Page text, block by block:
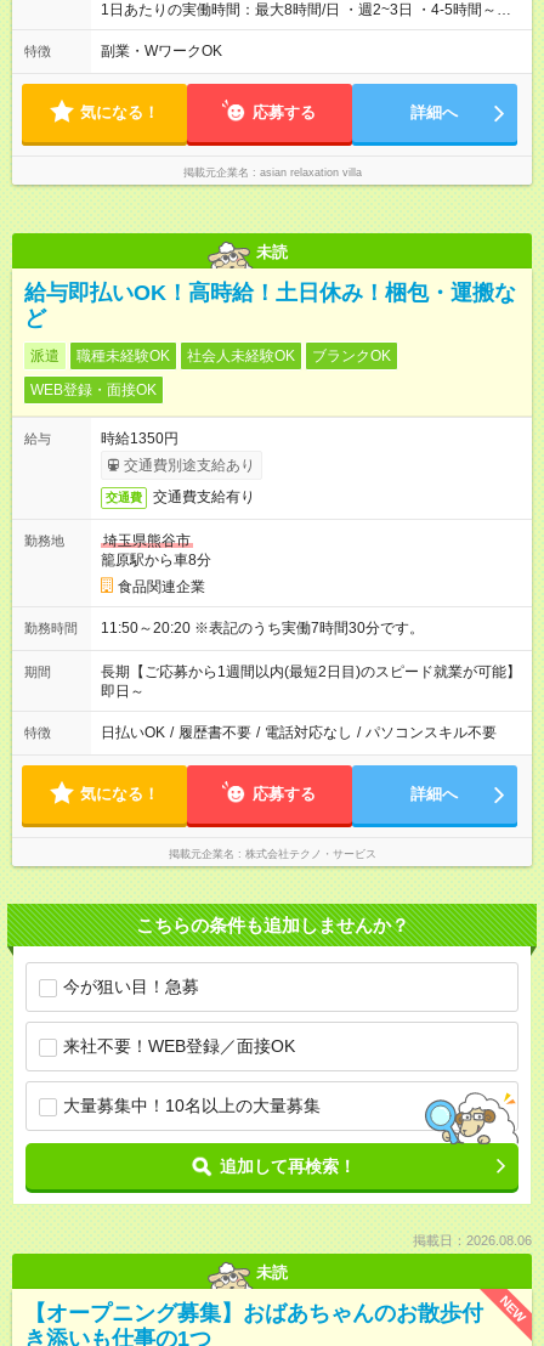
1日あたりの実働時間：最大8時間/日 ・週2~3日 ・4-5時間～か
ら勤務可 ※技術習得後は高還元・自由シフトの業務委託への変
更も可能♪
特徴 副業・WワークOK
気になる！ 応募する 詳細へ
掲載元企業名 asian relaxation villa
未読
給与即払いOK！高時給！土日休み！梱包・運搬な
ど
派遣 職種未経験OK 社会人未経験OK
ブランクOK
WEB登録・面接OK
給与
時給1350円
交通費別途支給あり
交通費 交通費支給有り
勤務地
埼玉県熊谷市
籠原駅から車8分
食品関連企業
勤務時間 11:50～20:20 ※表記のうち実働7時間30分です。
期間
長期【ご応募から1週間以内(最短2日目)のスピード就業が可能】
即日～
特徴 日払いOK / 履歴書不要 / 電話対応なし / パソコンスキル不要
気になる！ 応募する 詳細へ
掲載元企業名 株式会社テクノ・サービス
こちらの条件も追加しませんか？
今が狙い目！急募
来社不要！WEB登録／面接OK
大量募集中！10名以上の大量募集
追加して再検索！
掲載日：2026.08.06
未読
NEW
【オープニング募集】おばあちゃんのお散歩付
き添いも仕事の1つ